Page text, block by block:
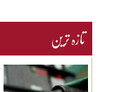
تازہ ترین